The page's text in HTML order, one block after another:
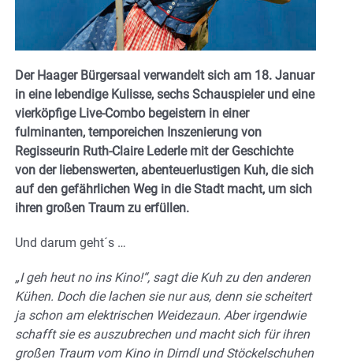
Der Haager Bürgersaal verwandelt sich am 18. Januar
in eine lebendige Kulisse, sechs Schauspieler und eine
vierköpfige Live-Combo begeistern in einer
fulminanten, temporeichen Inszenierung von
Regisseurin Ruth-Claire Lederle mit der Geschichte
von der liebenswerten, abenteuerlustigen Kuh, die sich
auf den gefährlichen Weg in die Stadt macht, um sich
ihren großen Traum zu erfüllen.
Und darum geht´s …
„I geh heut no ins Kino!“, sagt die Kuh zu den anderen
Kühen. Doch die lachen sie nur aus, denn sie scheitert
ja schon am elektrischen Weidezaun. Aber irgendwie
schafft sie es auszubrechen und macht sich für ihren
großen Traum vom Kino in Dirndl und Stöckelschuhen